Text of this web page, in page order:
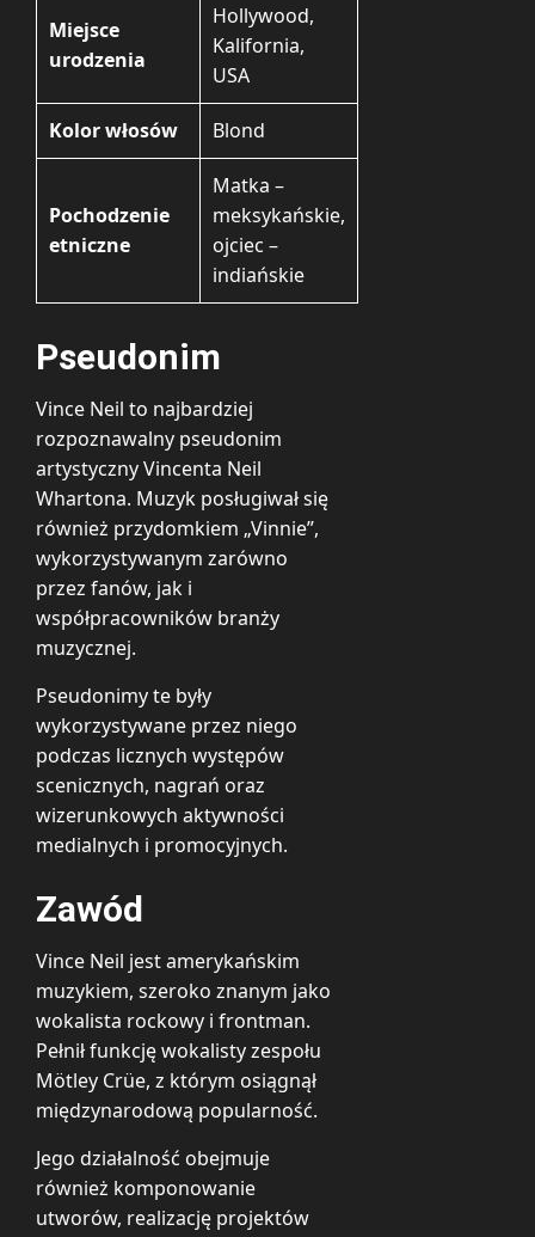
Miejsce
urodzenia
Hollywood,
Kalifornia,
USA
Kolor włosów Blond
Pochodzenie
etniczne
Matka –
meksykańskie,
ojciec –
indiańskie
Pseudonim
Vince Neil to najbardziej
rozpoznawalny pseudonim
artystyczny Vincenta Neil
Whartona. Muzyk posługiwał się
również przydomkiem „Vinnie”,
wykorzystywanym zarówno
przez fanów, jak i
współpracowników branży
muzycznej.
Pseudonimy te były
wykorzystywane przez niego
podczas licznych występów
scenicznych, nagrań oraz
wizerunkowych aktywności
medialnych i promocyjnych.
Zawód
Vince Neil jest amerykańskim
muzykiem, szeroko znanym jako
wokalista rockowy i frontman.
Pełnił funkcję wokalisty zespołu
Mötley Crüe, z którym osiągnął
międzynarodową popularność.
Jego działalność obejmuje
również komponowanie
utworów, realizację projektów